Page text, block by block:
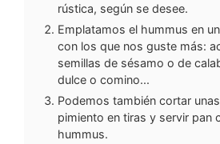
rústica, según se desee.
Emplatamos el hummus en
con los que nos guste más:
semillas de sésamo o de
dulce o comino...
Podemos también cortar
pimiento en tiras y servir pan
hummus.